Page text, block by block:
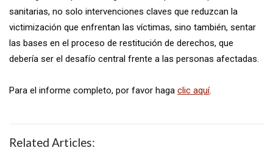
sanitarias, no solo intervenciones claves que reduzcan la
victimización que enfrentan las víctimas, sino también, sentar
las bases en el proceso de restitución de derechos, que
debería ser el desafío central frente a las personas afectadas.
Para el informe completo, por favor haga clic aquí.
Related Articles: